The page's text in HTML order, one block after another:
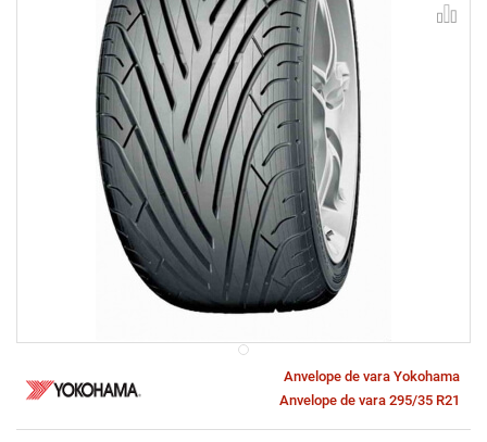
Anvelope de vara Yokohama
Anvelope de vara 295/35 R21